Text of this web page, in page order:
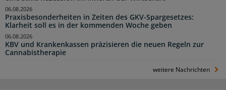
Praxisbesonderheiten in Zeiten des GKV-Spargesetzes:
Klarheit soll es in der kommenden Woche geben
06.08.2026
KBV und Krankenkassen präzisieren die neuen Regeln zur
Cannabistherapie
06.08.2026
weitere Nachrichten